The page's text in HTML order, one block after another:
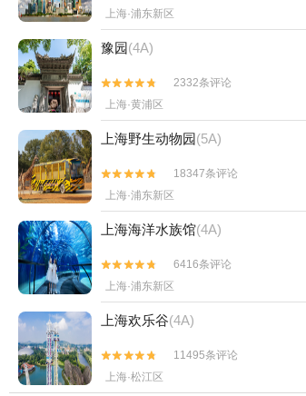
上海·浦东新区
豫园(4A)


2332条评论
上海·黄浦区
上海野生动物园(5A)


18347条评论
上海·浦东新区
上海海洋水族馆(4A)


6416条评论
上海·浦东新区
上海欢乐谷(4A)


11495条评论
上海·松江区